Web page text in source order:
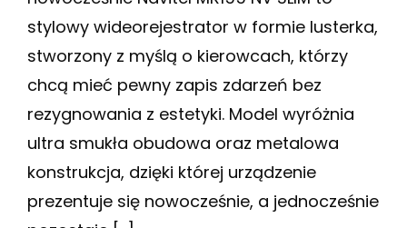
stylowy wideorejestrator w formie lusterka,
stworzony z myślą o kierowcach, którzy
chcą mieć pewny zapis zdarzeń bez
rezygnowania z estetyki. Model wyróżnia
ultra smukła obudowa oraz metalowa
konstrukcja, dzięki której urządzenie
prezentuje się nowocześnie, a jednocześnie